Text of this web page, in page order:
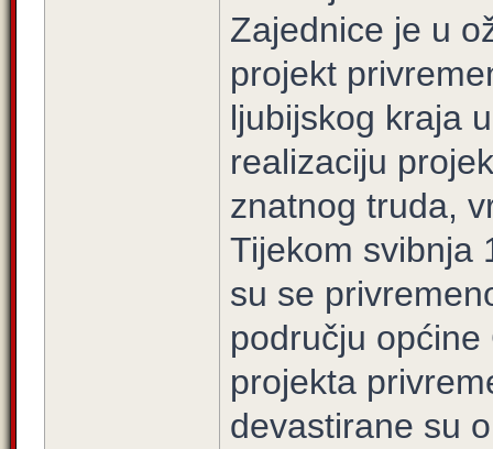
Zajednice je u
projekt
ljubijskog kraja
realizaciju
znatnog truda,
Tijekom svibnja
su se
području
projekta
devastirane su